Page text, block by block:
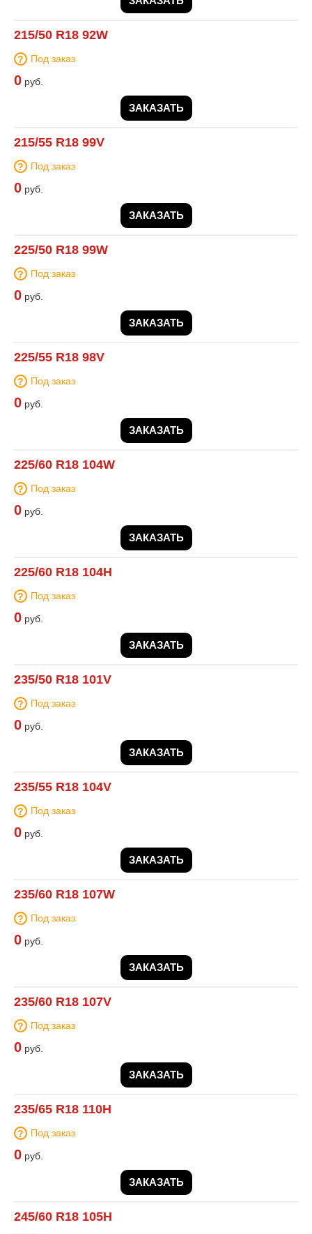
215/50 R18 92W
Под заказ
0 руб.
ЗАКАЗАТЬ
215/55 R18 99V
Под заказ
0 руб.
ЗАКАЗАТЬ
225/50 R18 99W
Под заказ
0 руб.
ЗАКАЗАТЬ
225/55 R18 98V
Под заказ
0 руб.
ЗАКАЗАТЬ
225/60 R18 104W
Под заказ
0 руб.
ЗАКАЗАТЬ
225/60 R18 104H
Под заказ
0 руб.
ЗАКАЗАТЬ
235/50 R18 101V
Под заказ
0 руб.
ЗАКАЗАТЬ
235/55 R18 104V
Под заказ
0 руб.
ЗАКАЗАТЬ
235/60 R18 107W
Под заказ
0 руб.
ЗАКАЗАТЬ
235/60 R18 107V
Под заказ
0 руб.
ЗАКАЗАТЬ
235/65 R18 110H
Под заказ
0 руб.
ЗАКАЗАТЬ
245/60 R18 105H